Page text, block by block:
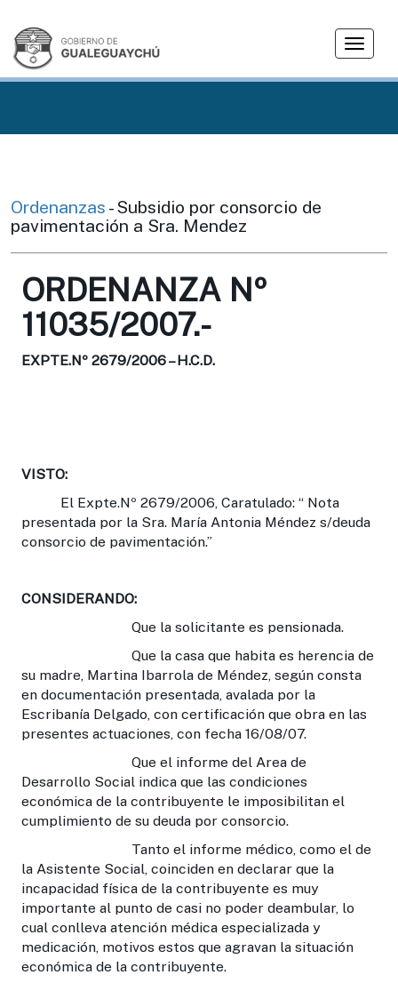
T
g
Ordenanzas - Subsidio por consorcio de
pavimentación a Sra. Mendez
ORDENANZA Nº
11035/2007.-
EXPTE.Nº 2679/2006 – H.C.D.
VISTO:
El Expte.Nº 2679/2006, Caratulado: “ Nota
presentada por la Sra. María Antonia Méndez s/deuda
consorcio de pavimentación.”
CONSIDERANDO:
Que la solicitante es pensionada.
Que la casa que habita es herencia de
su madre, Martina Ibarrola de Méndez, según consta
en documentación presentada, avalada por la
Escribanía Delgado, con certificación que obra en las
presentes actuaciones, con fecha 16/08/07.
Que el informe del Area de
Desarrollo Social indica que las condiciones
económica de la contribuyente le imposibilitan el
cumplimiento de su deuda por consorcio.
Tanto el informe médico, como el de
la Asistente Social, coinciden en declarar que la
incapacidad física de la contribuyente es muy
importante al punto de casi no poder deambular, lo
cual conlleva atención médica especializada y
medicación, motivos estos que agravan la situación
económica de la contribuyente.